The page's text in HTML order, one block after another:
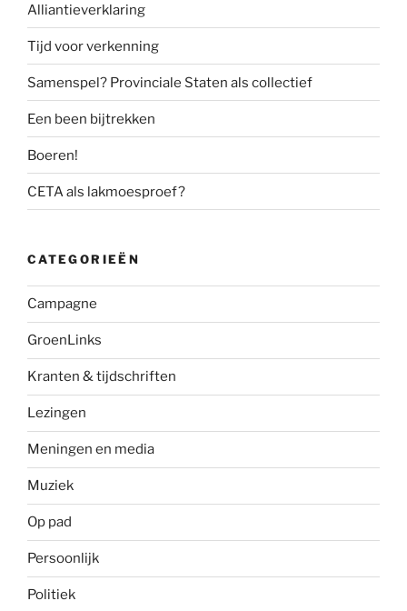
Alliantieverklaring
Tijd voor verkenning
Samenspel? Provinciale Staten als collectief
Een been bijtrekken
Boeren!
CETA als lakmoesproef?
CATEGORIEËN
Campagne
GroenLinks
Kranten & tijdschriften
Lezingen
Meningen en media
Muziek
Op pad
Persoonlijk
Politiek